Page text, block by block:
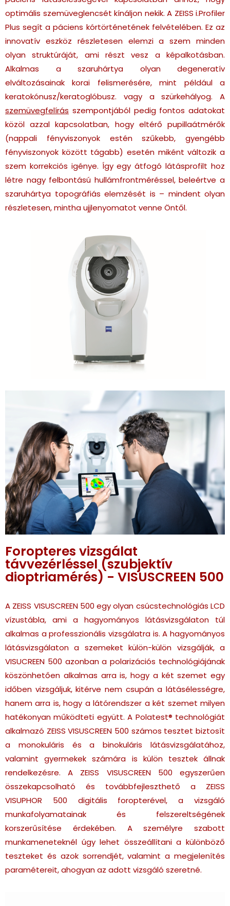
optimális szemüveglencsét kínáljon nekik. A ZEISS i.Profiler
Plus segít a páciens kórtörténetének felvételében. Ez az
innovatív eszköz részletesen elemzi a szem minden
olyan struktúráját, ami részt vesz a képalkotásban.
Alkalmas a szaruhártya olyan degeneratív
elváltozásainak korai felismerésére, mint például a
keratokónusz/keratoglóbusz. vagy a szürkehályog. A
szemüvegfelírás szempontjából pedig fontos adatokat
közöl azzal kapcsolatban, hogy eltérő pupillaátmérők
(nappali fényviszonyok estén szűkebb, gyengébb
fényviszonyok között tágabb) esetén miként változik a
szem korrekciós igénye. Így egy átfogó látásprofilt hoz
létre nagy felbontású hullámfrontméréssel, beleértve a
szaruhártya topográfiás elemzését is – mindent olyan
részletesen, mintha ujjlenyomatot venne Öntől.
Foropteres vizsgálat
távvezérléssel (szubjektív
dioptriamérés) - VISUSCREEN 500
A ZEISS VISUSCREEN 500 egy olyan csúcstechnológiás LCD
vízustábla, ami a hagyományos látásvizsgálaton túl
alkalmas a professzionális vizsgálatra is. A hagyományos
látásvizsgálaton a szemeket külön-külön vizsgálják, a
VISUCREEN 500 azonban a polarizációs technológiájának
köszönhetően alkalmas arra is, hogy a két szemet egy
időben vizsgáljuk, kitérve nem csupán a látásélességre,
hanem arra is, hogy a látórendszer a két szemet milyen
hatékonyan működteti együtt.A Polatest® technológiát
alkalmazó ZEISS VISUSCREEN 500 számos tesztet biztosít
a monokuláris és a binokuláris látásvizsgálatához,
valamint gyermekek számára is külön tesztek állnak
rendelkezésre. A ZEISS VISUSCREEN 500 egyszerűen
összekapcsolható és továbbfejleszthető a ZEISS
VISUPHOR 500 digitális foropterével, a vizsgáló
munkafolyamatainak és felszereltségének
korszerűsítése érdekében. A személyre szabott
munkameneteknél úgy lehet összeállítani a különböző
teszteket és azok sorrendjét, valamint a megjelenítés
paramétereit, ahogyan az adott vizsgáló szeretné.